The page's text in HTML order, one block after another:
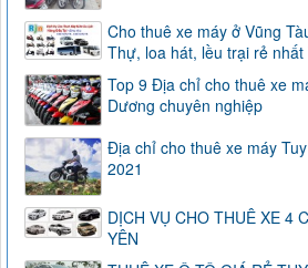
Cho thuê xe máy ở Vũng
Thự, loa hát, lều trại rẻ nhất
Top 9 Địa chỉ cho thuê xe
Dương chuyên nghiệp
Địa chỉ cho thuê xe máy
2021
DỊCH VỤ CHO THUÊ XE 4
YÊN